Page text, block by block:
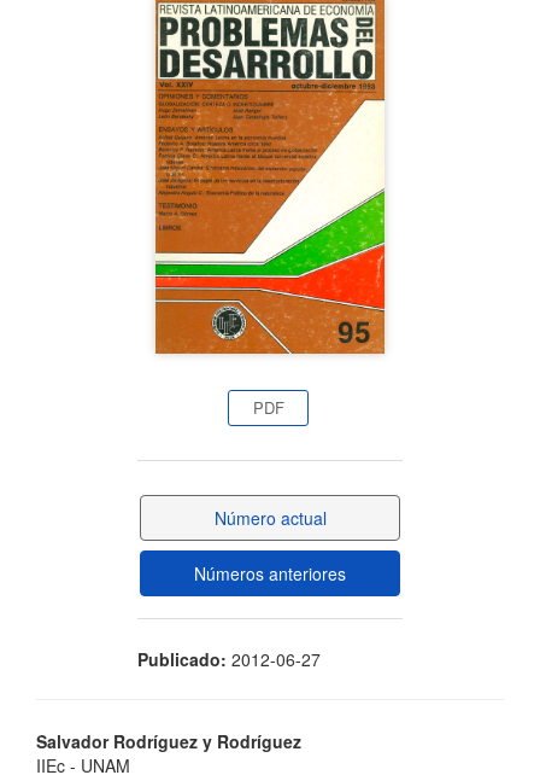
PDF
Número actual
Números anteriores
Publicado: 2012-06-27
Contenido
Salvador Rodríguez y Rodríguez
IIEc - UNAM